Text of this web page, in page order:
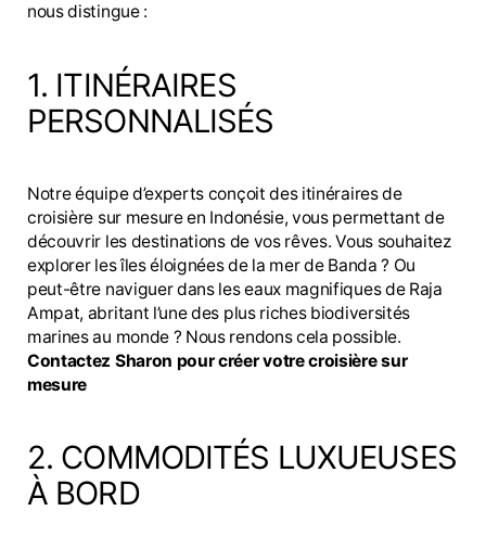
nous distingue :
1. ITINÉRAIRES
PERSONNALISÉS
Notre équipe d’experts conçoit des itinéraires de
croisière sur mesure en Indonésie, vous permettant de
découvrir les destinations de vos rêves. Vous souhaitez
explorer les îles éloignées de la mer de Banda ? Ou
peut-être naviguer dans les eaux magnifiques de Raja
Ampat, abritant l’une des plus riches biodiversités
marines au monde ? Nous rendons cela possible.
Contactez Sharon pour créer votre croisière sur
mesure
2. COMMODITÉS LUXUEUSES
À BORD